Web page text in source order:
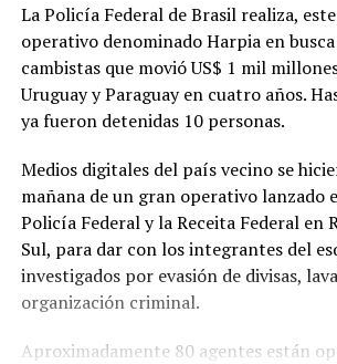
La Policía Federal de Brasil realiza,
operativo denominado Harpia en
cambistas que movió US$ 1 mil
Uruguay y Paraguay en cuatro años.
ya fueron detenidas 10 personas.
Medios digitales del país vecino se
mañana de un gran operativo lanzado
Policía Federal y la Receita Federal en
Sul, para dar con los integrantes del
investigados por evasión de divisas,
organización criminal.
Aproximadamente 80 agentes están